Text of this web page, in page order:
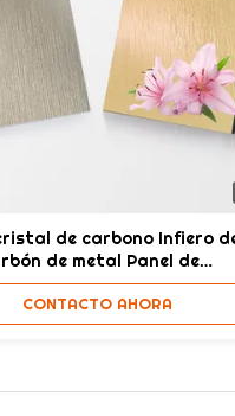
paneles de pared del PVC,
paneles compuestos plásticos
plástico de madera artesona
de carbono Infiero
de metal Panel de
CONTACTO AHORA